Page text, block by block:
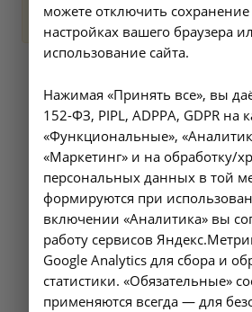
Нет сотрудников
можете отключить сохранение
настройках вашего браузера
использование сайта.
Нажимая «Принять все», вы
152-ФЗ, PIPL, ADPPA, GDPR на
«Функциональные»,
«Маркетинг» и на обработку/
персональных данных в той
формируются при
включении «Аналитика» вы
работу сервисов
Google Analytics для сбора и
статистики. «Обязательные»
применяются всегда — для